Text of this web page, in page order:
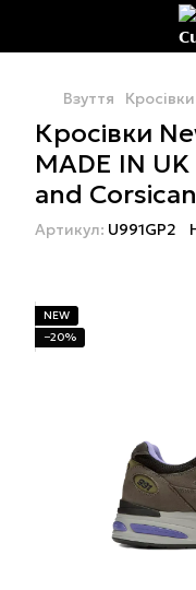
Взуття Кросівки
Кросівки
MADE IN
and
Артикул: U991GP2
NEW
−20%